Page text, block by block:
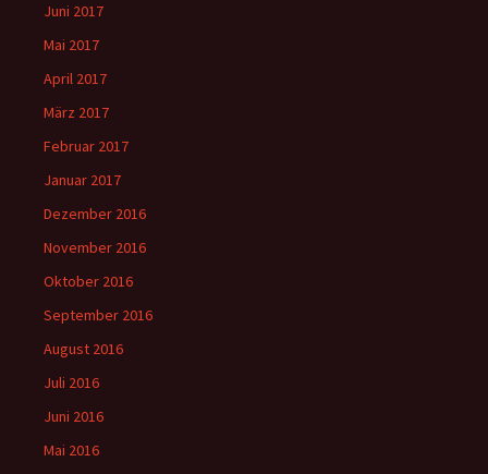
Juni 2017
Mai 2017
April 2017
März 2017
Februar 2017
Januar 2017
Dezember 2016
November 2016
Oktober 2016
September 2016
August 2016
Juli 2016
Juni 2016
Mai 2016